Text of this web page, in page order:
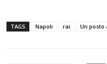
TAGS Napoli rai Un posto